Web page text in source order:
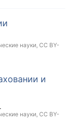
науки, CC BY-
и
науки, CC BY-